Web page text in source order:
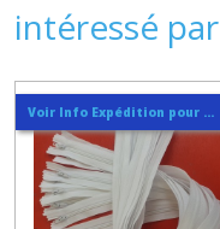
intéressé par
Voir Info Expédition pour Régler les Frais de Port au Meilleur Prix , En haut d'ecran à Droite